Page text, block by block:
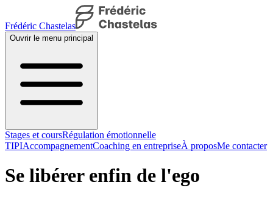
Frédéric Chastelas
Ouvrir le menu principal
Stages et coursRégulation émotionnelle
TIPIAccompagnementCoaching en entrepriseÀ proposMe contacter
Se libérer enfin de l'ego